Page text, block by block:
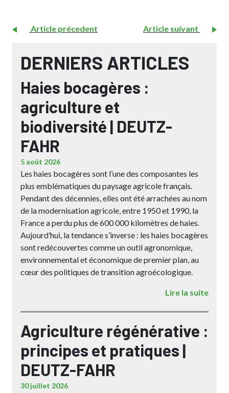
Article précedent Article suivant
DERNIERS ARTICLES
Haies bocagères :
agriculture et
biodiversité | DEUTZ-
FAHR
5 août 2026
Les haies bocagères sont l’une des composantes les
plus emblématiques du paysage agricole français.
Pendant des décennies, elles ont été arrachées au nom
de la modernisation agricole, entre 1950 et 1990, la
France a perdu plus de 600 000 kilomètres de haies.
Aujourd’hui, la tendance s’inverse : les haies bocagères
sont redécouvertes comme un outil agronomique,
environnemental et économique de premier plan, au
cœur des politiques de transition agroécologique.
Lire la suite
Agriculture régénérative :
principes et pratiques |
DEUTZ-FAHR
30 juillet 2026